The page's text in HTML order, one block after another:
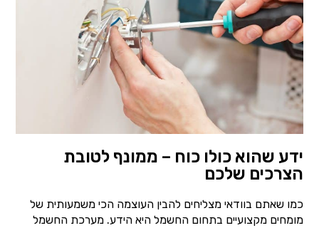
ידע שהוא כולו כוח – ממונף לטובת
הצרכים שלכם
כמו שאתם בוודאי מצליחים להבין העוצמה הכי משמעותית של
מומחים מקצועיים בתחום החשמל היא הידע. מערכת החשמל